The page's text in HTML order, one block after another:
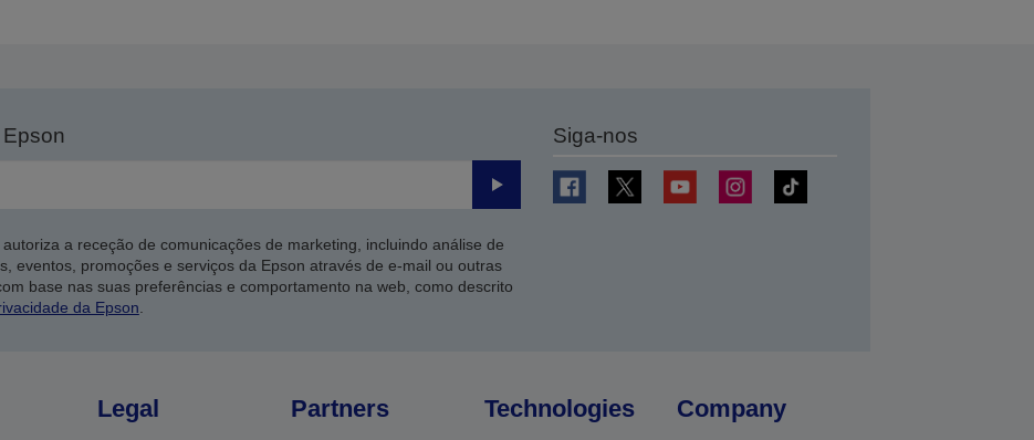
Enviar
a receção de comunicações de marketing, incluindo análise de
eventos, promoções e serviços da Epson através de e-mail ou outras
base nas suas preferências e comportamento na web, como descrito
da Epson
Siga-nos
Legal Partners Technologies Company